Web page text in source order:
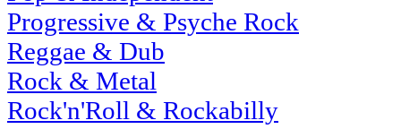
Progressive & Psyche Rock
Reggae & Dub
Rock & Metal
Rock'n'Roll & Rockabilly